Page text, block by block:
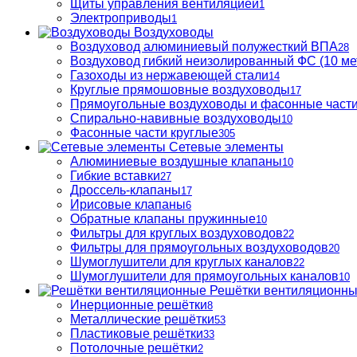
Щиты управления вентиляцией1
Электроприводы1
Воздуховоды
Воздуховод алюминиевый полужесткий ВПА28
Воздуховод гибкий неизолированный ФС (10
Газоходы из нержавеющей стали14
Круглые прямошовные воздуховоды17
Прямоугольные воздуховоды и фасонные части
Спирально-навивные воздуховоды10
Фасонные части круглые305
Сетевые элементы
Алюминиевые воздушные клапаны10
Гибкие вставки27
Дроссель-клапаны17
Ирисовые клапаны6
Обратные клапаны пружинные10
Фильтры для круглых воздуховодов22
Фильтры для прямоугольных воздуховодов20
Шумоглушители для круглых каналов22
Шумоглушители для прямоугольных каналов10
Решётки
Инерционные решётки8
Металлические решётки53
Пластиковые решётки33
Потолочные решётки2